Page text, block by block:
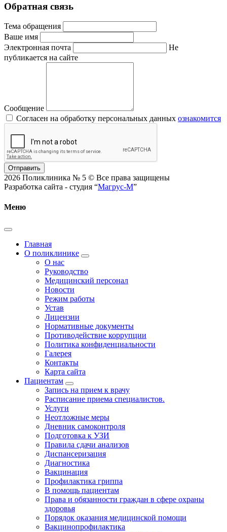
Обратная связь
Тема обращения
Ваше имя
Электронная почта
Не
публикается на сайте
Сообщение
Согласен на обработку персональных данных ознакомится
Отправить
2026 Поликлиника № 5 © Все права защищены
Разработка сайта - студия “Магрус-М”
Меню
Главная
О поликлинике
О нас
Руководство
Медицинский персонал
Новости
Режим работы
Устав
Лицензии
Нормативные документы
Противодействие коррупции
Политика конфиденциальности
Галерея
Контакты
Карта сайта
Пациентам
Запись на прием к врачу
Расписание приема специалистов.
Услуги
Неотложные меры
Дневник самоконтроля
Подготовка к УЗИ
Правила сдачи анализов
Диспансеризация
Диагностика
Вакцинация
Профилактика гриппа
В помощь пациентам
Права и обязанности граждан в сфере охраны
здоровья
Порядок оказания медицинской помощи
Вакцинопрофилактика